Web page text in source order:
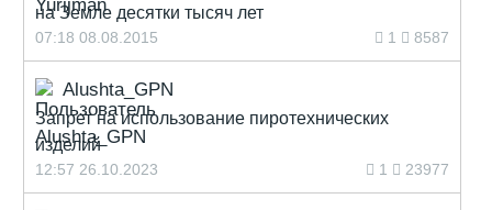
на Земле десятки тысяч лет
07:18 08.08.2015 1 8587
Alushta_GPN
Запрет на использование пиротехнических
изделий
12:57 26.10.2023 1 23977